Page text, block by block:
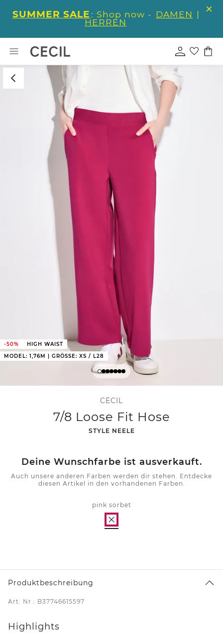
SUMMER SALE : Shop now - DAMEN |
HERREN
-50%
HIGH WAIST
MODEL: 1,76M | GRÖSSE: XS / L28
CECIL
7/8 Loose Fit Hose
-
STYLE NEELE
Deine Wunschfarbe ist ausverkauft.
Auch unsere anderen Farben werden dir stehen. Entdecke
diesen Artikel in den vorhandenen Farben.
pink sorbet
Produktbeschreibung
Art. Nr.: B37746615597
Highlights